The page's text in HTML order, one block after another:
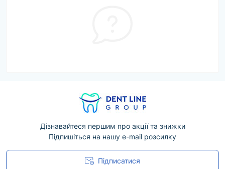
Дізнавайтеся першим про акції та знижки
Підпишіться на нашу e-mail розсилку
Підписатися